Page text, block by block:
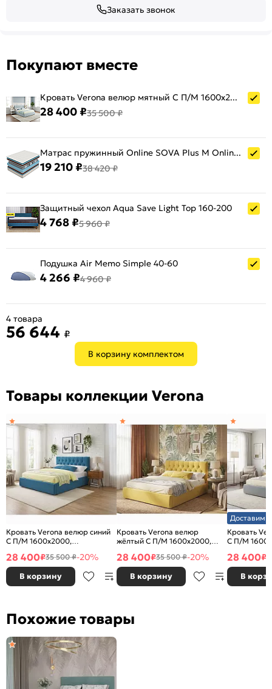
Заказать звонок
Покупают вместе
Кровать Verona велюр мятный С П/М 1600x2000, ортопедическое основание, изголовье мягкое
28 400 ₽35 500 ₽
Матрас пружинный Online SOVA Plus M Online нагрузка до 120 кг 1600x2000
19 210 ₽38 420 ₽
Защитный чехол Aqua Save Light Top 160-200
4 768 ₽5 960 ₽
Подушка Air Memo Simple 40-60
4 266 ₽4 960 ₽
В корзину комплектом
4 товара
56 644 ₽
Товары коллекции Verona
Кровать Verona велюр синий
С П/М 1600x2000,
изголовье мягкое
28 400₽35 500 ₽-20%
В корзину
Кровать Verona велюр
жёлтый С П/М 1600x2000,
изголовье мягкое
28 400₽35 500 ₽-20%
В корзину
Доставим
Кровать
С П/М
изголовье
28 400₽
В
Похожие товары